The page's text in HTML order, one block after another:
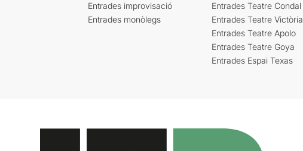
Entrades improvisació
Entrades monòlegs
Entrades Teatre Condal
Entrades Teatre Victòria
Entrades Teatre Apolo
Entrades Teatre Goya
Entrades Espai Texas